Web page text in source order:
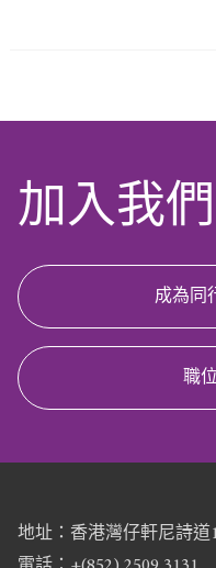
加入我們
成為同
職
地址：香港灣仔軒尼詩道